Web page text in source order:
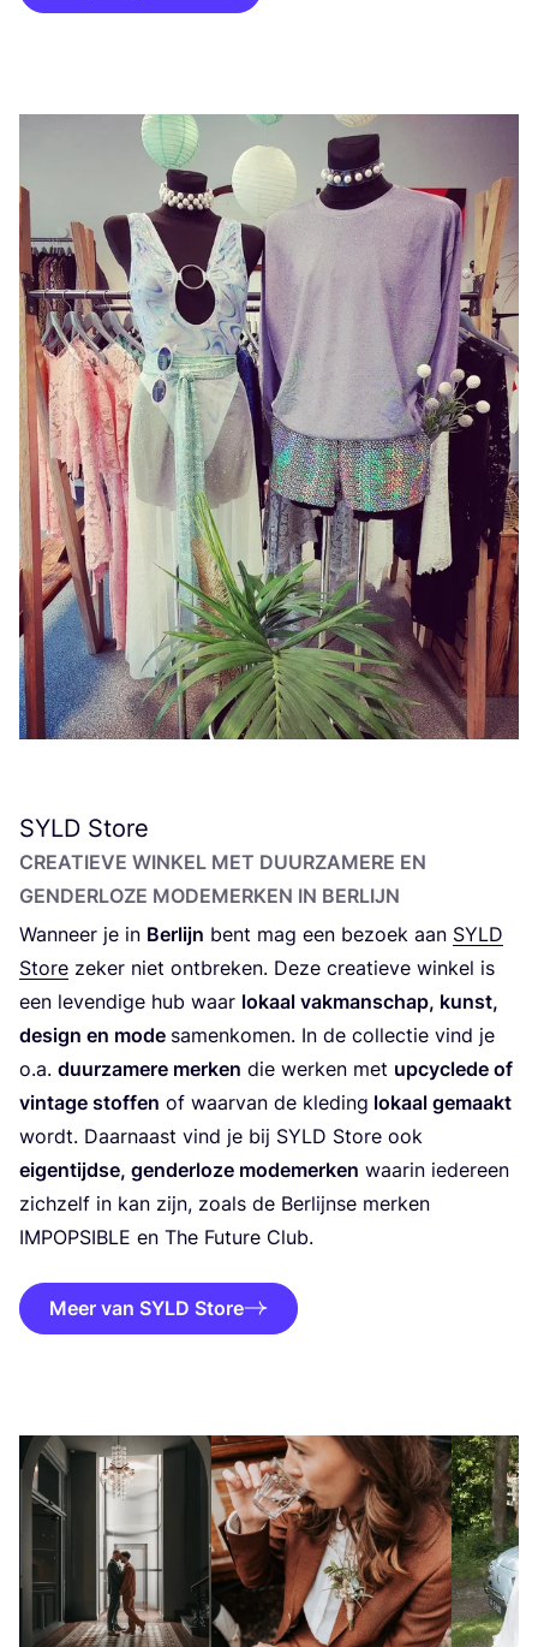
SYLD Store
CRE­A­TIE­VE WIN­KEL MET DUUR­ZA­ME­RE EN
GEN­DER­LO­ZE MODE­MER­KEN IN BERLIJN
Wan­neer je in Ber­lijn bent mag een bezoek aan SYLD
Sto­re zeker niet ont­bre­ken. Deze cre­a­tie­ve win­kel is
een leven­di­ge hub waar lokaal vak­man­schap, kunst,
design en mode samen­ko­men. In de col­lec­tie vind je
o.a. duur­za­me­re mer­ken die wer­ken met upcy­cle­de of
vin­ta­ge stof­fen of waar­van de kle­ding lokaal gemaakt
wordt. Daar­naast vind je bij SYLD Sto­re ook
eigen­tijd­se, gen­der­lo­ze mode­mer­ken waar­in ieder­een
zich­zelf in kan zijn, zoals de Ber­lijn­se mer­ken
IMPOP­SI­BLE en The Futu­re Club.
Meer van SYLD Store